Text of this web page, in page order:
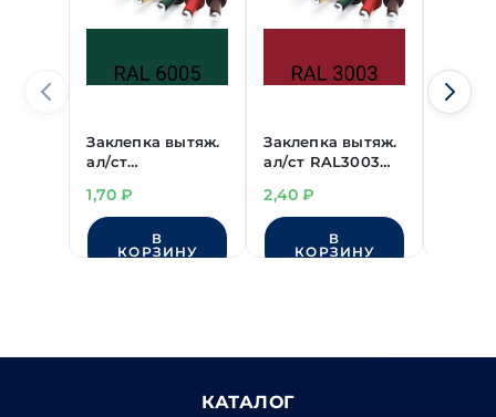
Заклепка вытяж.
ал/ст
зеленый)
3,2х8 мм
1,70₽
В
КОРЗИНУ
Заклепка вытяж.
ал/ст RAL3003
4,0х10 мм
2,40₽
В
КОРЗИНУ
КАТАЛОГ